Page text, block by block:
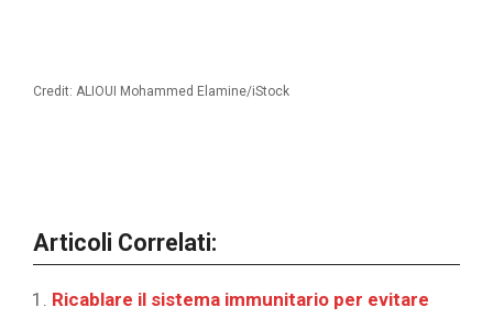
Credit: ALIOUI Mohammed Elamine/iStock
Articoli Correlati:
Ricablare il sistema immunitario per evitare